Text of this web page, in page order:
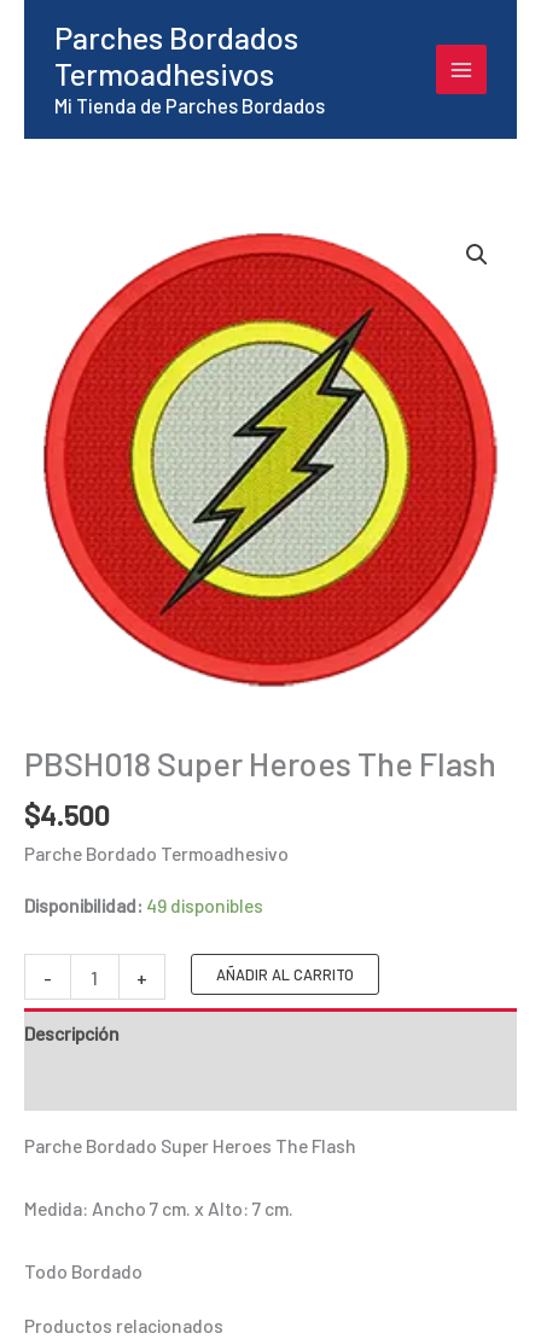
contenido
Parches Bordados
Termoadhesivos
Mi Tienda de Parches Bordados
PBSH018 Super Heroes The Flash
$4.500
Parche Bordado Termoadhesivo
Disponibilidad: 49 disponibles
-
PBSH018
Super
Heroes
+ AÑADIR AL CARRITO
Descripción
Parche Bordado Super Heroes The Flash
Medida: Ancho 7 cm. x Alto: 7 cm.
Todo Bordado
Productos relacionados